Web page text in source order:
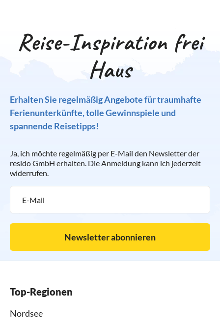
Reise-Inspiration frei
Haus
Erhalten Sie regelmäßig Angebote für traumhafte
Ferienunterkünfte, tolle Gewinnspiele und
spannende Reisetipps!
Ja, ich möchte regelmäßig per E-Mail den Newsletter der
resido GmbH erhalten. Die Anmeldung kann ich jederzeit
widerrufen.
Newsletter abonnieren
Top-Regionen
Nordsee